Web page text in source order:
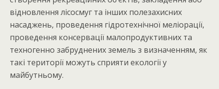
відновлення лісосмуг та інших полезахисних
насаджень, проведення гідротехнічної меліорації,
проведення консервації малопродуктивних та
техногенно забруднених земель з визначенням, як
такі території можуть сприяти екології у
майбутньому.